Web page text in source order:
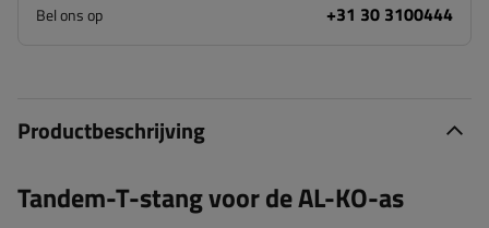
Bel ons op +31 30 3100444
Productbeschrijving
Tandem-T-stang voor de AL-KO-as